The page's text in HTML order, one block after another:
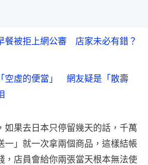
餐被拒上網公審 店家未必有錯？
空虛的便當」 網友疑是「散壽
如果去日本只停留幾天的話，千萬
一」就一次拿兩個商品，這樣結帳
，店員會給你兩張當天根本無法使